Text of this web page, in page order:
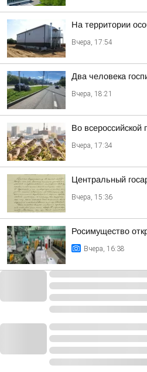
На территории
Вчера, 17:54
Два человека
Вчера, 18:21
Во
Вчера, 17:34
Центральный
Вчера, 15:36
Росимущество
Вчера, 16:38